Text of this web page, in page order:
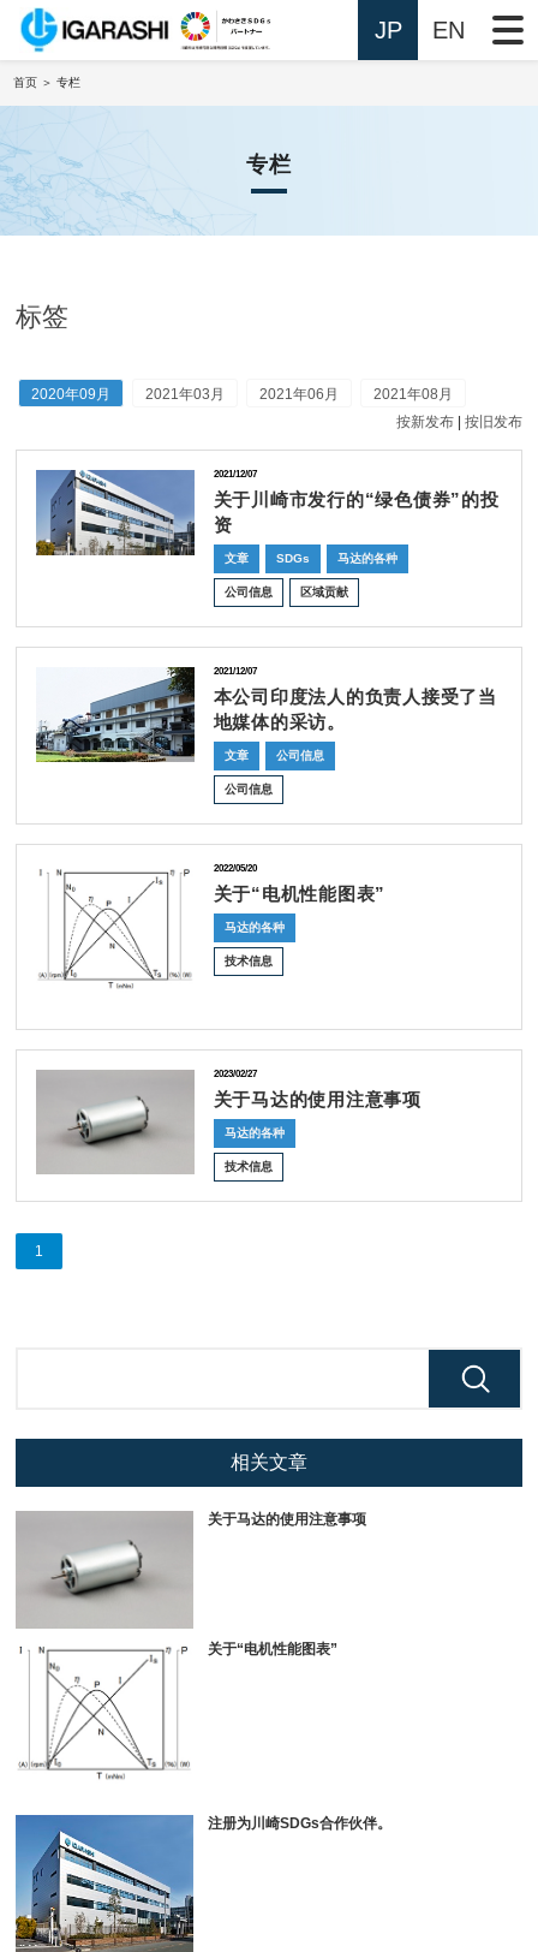
JP EN
首页 ＞ 专栏
专栏
标签
2020年09月 2021年03月 2021年06月
2021年08月
按新发布| 按旧发布
2021/12/07
关于川崎市发行的“绿色债券”的投
资
文章 SDGs 马达的各种
公司信息 区域贡献
2021/12/07
本公司印度法人的负责人接受了当
地媒体的采访。
文章 公司信息
公司信息
2022/05/20
关于“电机性能图表”
马达的各种
技术信息
2023/02/27
关于马达的使用注意事项
马达的各种
技术信息
1
相关文章
关于马达的使用注意事项
关于“电机性能图表”
注册为川崎SDGs合作伙伴。